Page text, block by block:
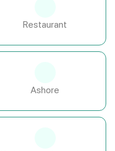
Restaurant
Ashore